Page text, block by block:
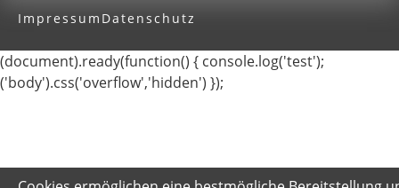
Impressum Datenschutz
(document).ready(function() { console.log('test');
('body').css('overflow','hidden') });